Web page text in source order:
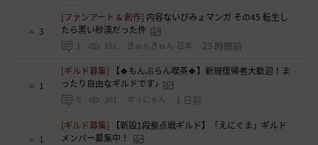
3
[ファンアート & 創作] 内容ないびみょマンガ その45 転生し
たら黒い砂漠だった件
1 151 きゅんきゅん-日本 23 時間前
1
[ギルド募集]
【🍀もんぶらん喫茶🍀】新規復帰者大歓迎！ま
ったり自由なギルドです♪
0 201 ゆぅにゃん 1 日前
1
[ギルド募集]
【新設1段拠点戦ギルド】「えにぐま」ギルド
メンバー募集中！